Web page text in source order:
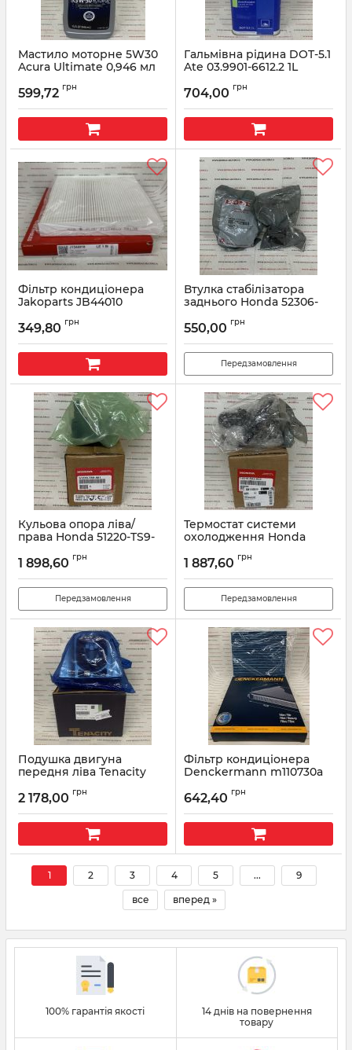
Мастило моторне 5W30
Acura Ultimate 0,946 мл
Артикул: 087989143
599,72 грн
Гальмівна рідина DOT-5.1
Ate 03.9901-6612.2 1L
704,00 грн
Фільтр кондиціонера
Jakoparts JB44010
349,80 грн
Втулка стабілізатора
заднього Honda 52306-
Артикул: 52306TV9A01
550,00 грн
Передзамовлення
Кульова опора ліва/
права Honda 51220-TS9-
Артикул: 51220TS9A01
1 898,60 грн
Передзамовлення
Термостат системи
охолодження Honda
Артикул: 193105A2A02
1 887,60 грн
Передзамовлення
Подушка двигуна
передня ліва Tenacity
Артикул: AWSHO1080
2 178,00 грн
Фільтр кондиціонера
Denckermann m110730a
642,40 грн
1 2 3 4 5 ... 9
все вперед »
100% гарантія якості
14 днів на повернення
товару